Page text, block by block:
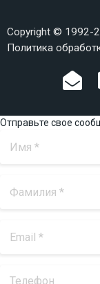
Copyright © 1992-
Политика
Отправьте свое